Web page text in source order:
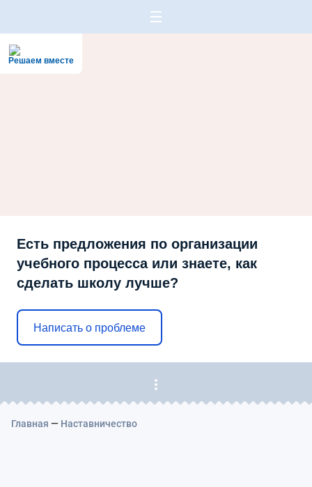
Решаем вместе
Есть предложения по организации
учебного процесса или знаете, как
сделать школу лучше?
Написать о проблеме
Главная — Наставничество